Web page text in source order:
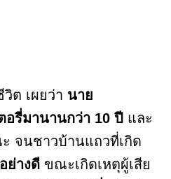
ต เผยว่า นาย
อรี่มานานกว่า 10 ปี และ
จนชาวบ้านแถวที่เกิด
ย่างดี ขณะเกิดเหตุผู้เสีย